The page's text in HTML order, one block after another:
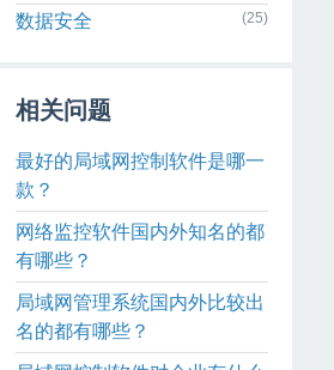
数据安全 (25)
相关问题
最好的局域网控制软件是哪一
款？
网络监控软件国内外知名的都
有哪些？
局域网管理系统国内外比较出
名的都有哪些？